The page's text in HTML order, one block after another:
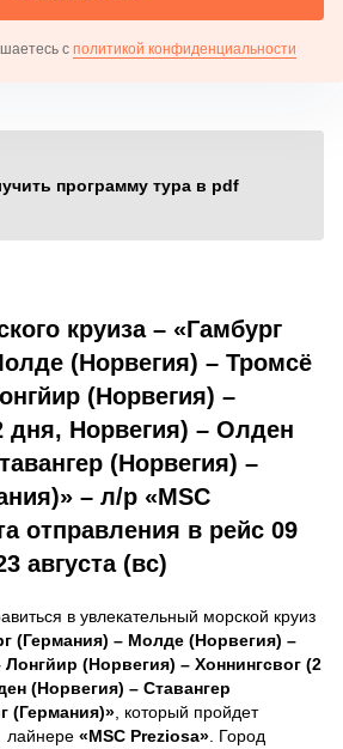
с политикой конфиденциальности
программу тура в pdf
круиза – «Гамбург
(Норвегия) – Тромсё
(Норвегия) –
дня, Норвегия) – Олден
(Норвегия) –
– л/р «MSC
отправления в рейс 09
августа (вс)
в увлекательный морской круиз
(Германия) – Молде (Норвегия) –
(Норвегия) – Хоннингсвог (2
(Норвегия) – Ставангер
(Германия)» , который пройдет
лайнере «MSC Preziosa» . Город